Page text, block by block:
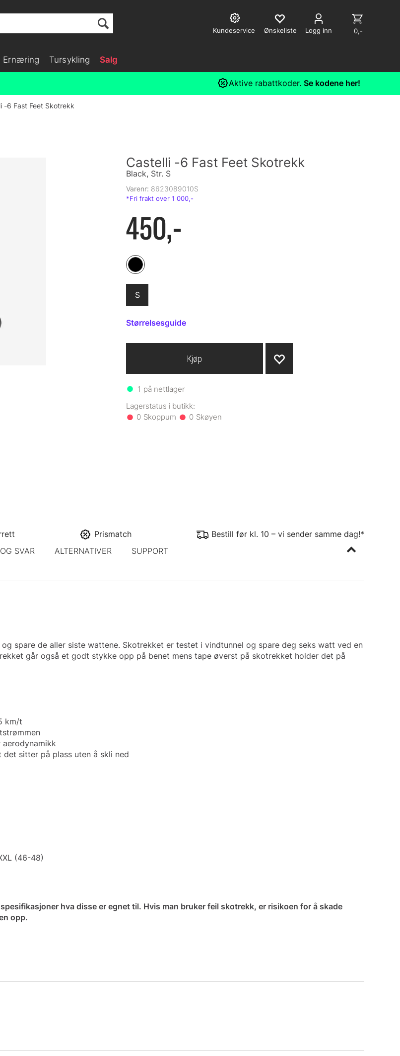
Logg inn
Kundeservice 0,-
Ernæring Tursykling Salg
Aktive rabattkoder. Se kodene her!
-6 Fast Feet Skotrekk
Castelli -6 Fast Feet Skotrekk
Black, Str. S
Varenr: 8623089010S
450,-
S
Størrelsesguide
1 på nettlager
0 0
Kjøp
Prismatch
Bestill før kl. 10 – vi sender samme dag!*
SVAR ALTERNATIVER SUPPORT
spare de aller siste wattene. Skotrekket er testet i vindtunnel og spare deg seks watt ved en
går også et godt stykke opp på benet mens tape øverst på skotrekket holder det på
km/t
aerodynamikk
sitter på plass uten å skli ned
(46-48)
hva disse er egnet til. Hvis man bruker feil skotrekk, er risikoen for å skade
opp.